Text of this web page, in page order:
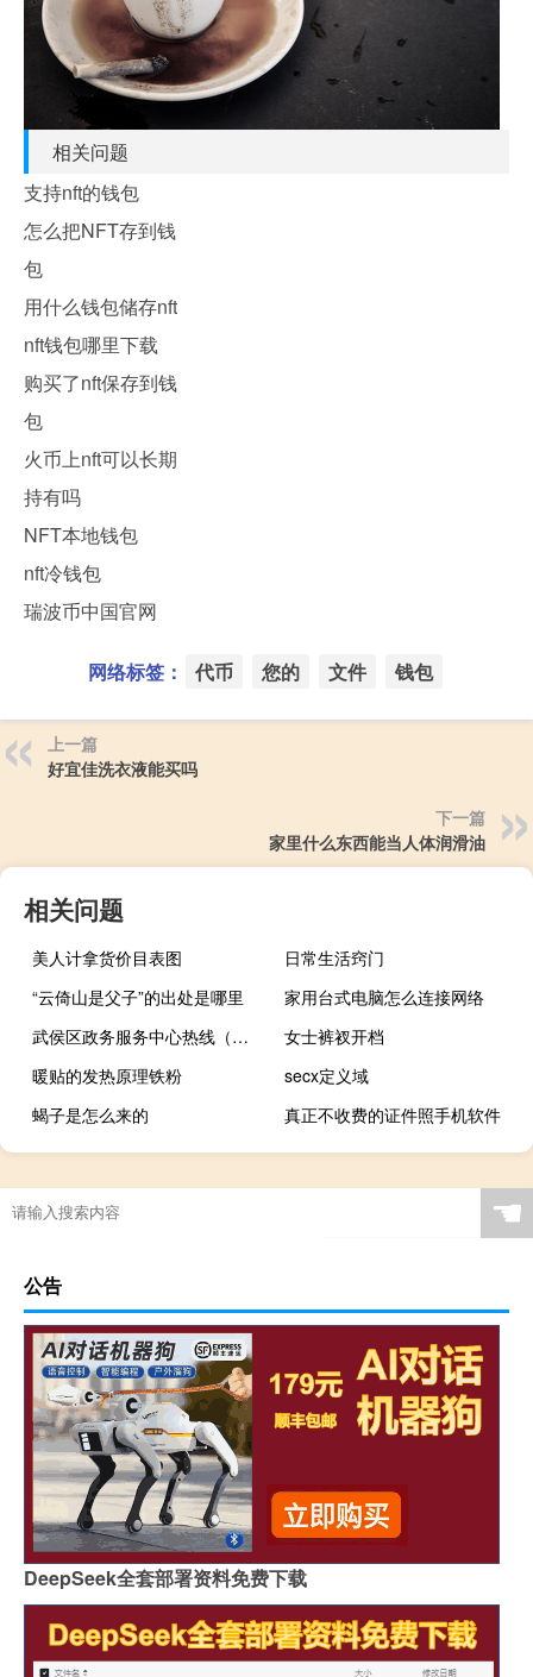
相关问题
支持nft的钱包
怎么把NFT存到钱
包
用什么钱包储存nft
nft钱包哪里下载
购买了nft保存到钱
包
火币上nft可以长期
持有吗
NFT本地钱包
nft冷钱包
瑞波币中国官网
网络标签： 代币 您的 文件 钱包
上一篇
好宜佳洗衣液能买吗
下一篇
家里什么东西能当人体润滑油
相关问题
美人计拿货价目表图
日常生活窍门
“云倚山是父子”的出处是哪里
家用台式电脑怎么连接网络
武侯区政务服务中心热线（武侯区政务服务中心）
女士裤衩开档
暖贴的发热原理铁粉
secx定义域
蝎子是怎么来的
真正不收费的证件照手机软件
☚
公告
DeepSeek全套部署资料免费下载